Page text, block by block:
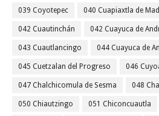
039 Coyotepec 040 Cuapiaxtla de
042 Cuautinchán 042 Cuayuca de
043 Cuautlancingo 044 Cuayuca de
045 Cuetzalan del Progreso 046
047 Chalchicomula de Sesma 048
050 Chiautzingo 051 Chiconcuautla